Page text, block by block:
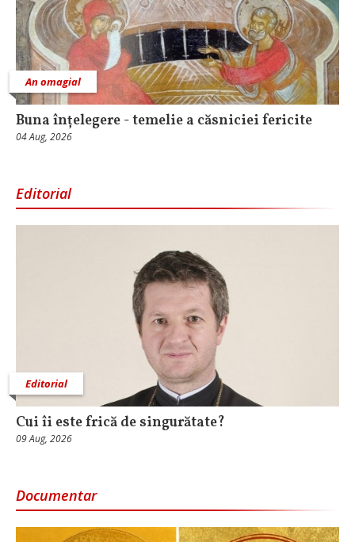
An omagial
Buna înțelegere - temelie a căsniciei fericite
04 Aug, 2026
Editorial
Editorial
Cui îi este frică de singurătate?
09 Aug, 2026
Documentar